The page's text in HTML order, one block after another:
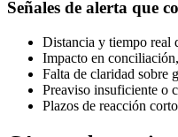
Señales de alerta que
Distancia y tiempo real
Impacto en
Falta de claridad sobre
Preaviso insuficiente o
Plazos de reacción